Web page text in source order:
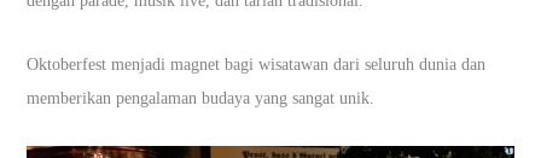
Oktoberfest menjadi magnet bagi wisatawan dari seluruh dunia dan
memberikan pengalaman budaya yang sangat unik.